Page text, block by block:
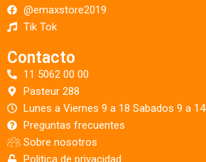
@emaxstore2019
Tik Tok
Contacto
11 5062 00 00
Pasteur 288
Lunes a Viernes 9 a 18 Sabados 9 a 14
Preguntas frecuentes
Sobre nosotros
Politica de privacidad